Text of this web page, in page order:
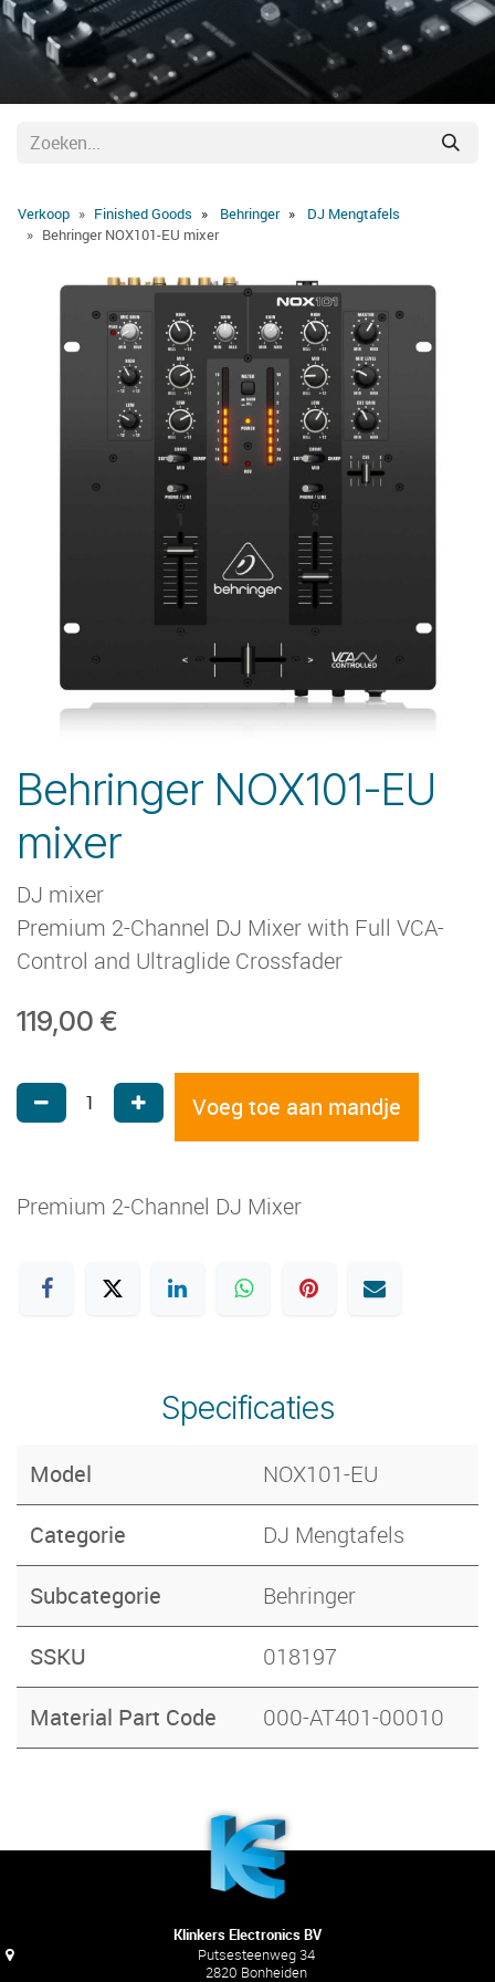
Verkoop Behringer
Finished Goods
DJ Mengtafels
Behringer NOX101-EU mixer
Behringer NOX101-EU
mixer
DJ mixer
Premium 2-Channel DJ Mixer with Full VCA-
Control and Ultraglide Crossfader
119,00 €
Voeg toe aan mandje
Premium 2-Channel DJ Mixer
Specificaties
Model NOX101-EU
Categorie DJ Mengtafels
Subcategorie Behringer
SSKU 018197
Material Part Code 000-AT401-00010
Klinkers Electronics BV
Putsesteenweg 34
2820 Bonheiden